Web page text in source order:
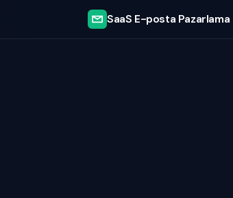
SaaS E-posta Pazarlama